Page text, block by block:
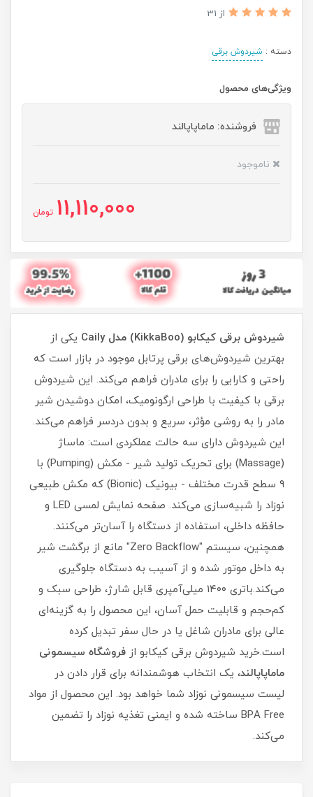
از 31
دسته : شیردوش برقی
ویژگی‌های محصول
فروشنده: ماماپاپالند
ناموجود
11,110,000 تومان
شیردوش برقی کیکابو (KikkaBoo) مدل Caily
یکی از
بهترین شیردوش‌های برقی پرتابل موجود در بازار است که
راحتی و کارایی را برای مادران فراهم می‌کند. این شیردوش
برقی با کیفیت با طراحی ارگونومیک، امکان دوشیدن شیر
مادر را به روشی مؤثر، سریع و بدون دردسر فراهم می‌کند.
این شیردوش دارای سه حالت عملکردی است: ماساژ
(Massage) برای تحریک تولید شیر - مکش (Pumping) با
۹ سطح قدرت مختلف - بیونیک (Bionic) که مکش طبیعی
نوزاد را شبیه‌سازی می‌کند. صفحه نمایش لمسی LED و
حافظه داخلی، استفاده از دستگاه را آسان‌تر می‌کنند.
همچنین، سیستم "Zero Backflow" مانع از برگشت شیر
به داخل موتور شده و از آسیب به دستگاه جلوگیری
می‌کند.باتری ۱۴۰۰ میلی‌آمپری قابل شارژ، طراحی سبک و
کم‌حجم و قابلیت حمل آسان، این محصول را به گزینه‌ای
عالی برای مادران شاغل یا در حال سفر تبدیل کرده
است.خرید شیردوش برقی کیکابو از فروشگاه سیسمونی
ماماپاپالند، یک انتخاب هوشمندانه برای قرار دادن در
لیست سیسمونی نوزاد شما خواهد بود. این محصول از مواد
BPA Free ساخته شده و ایمنی تغذیه نوزاد را تضمین
می‌کند.